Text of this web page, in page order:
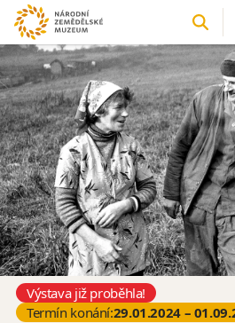
Výstava již proběhla!
Termín konání:29.01.2024 –